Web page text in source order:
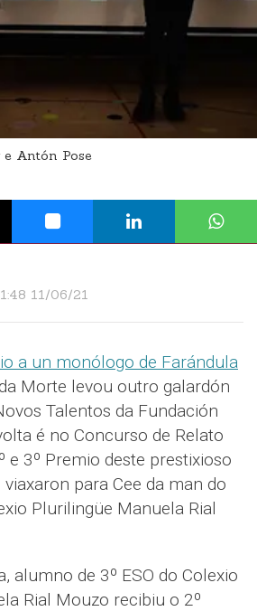
Antón Pose
11/06/21
a un monólogo de Farándula
Morte levou outro galardón
Talentos da Fundación
é no Concurso de Relato
e 3º Premio deste prestixioso
para Cee da man do
Plurilingüe Manuela Rial
alumno de 3º ESO do Colexio
Rial Mouzo recibiu o 2º